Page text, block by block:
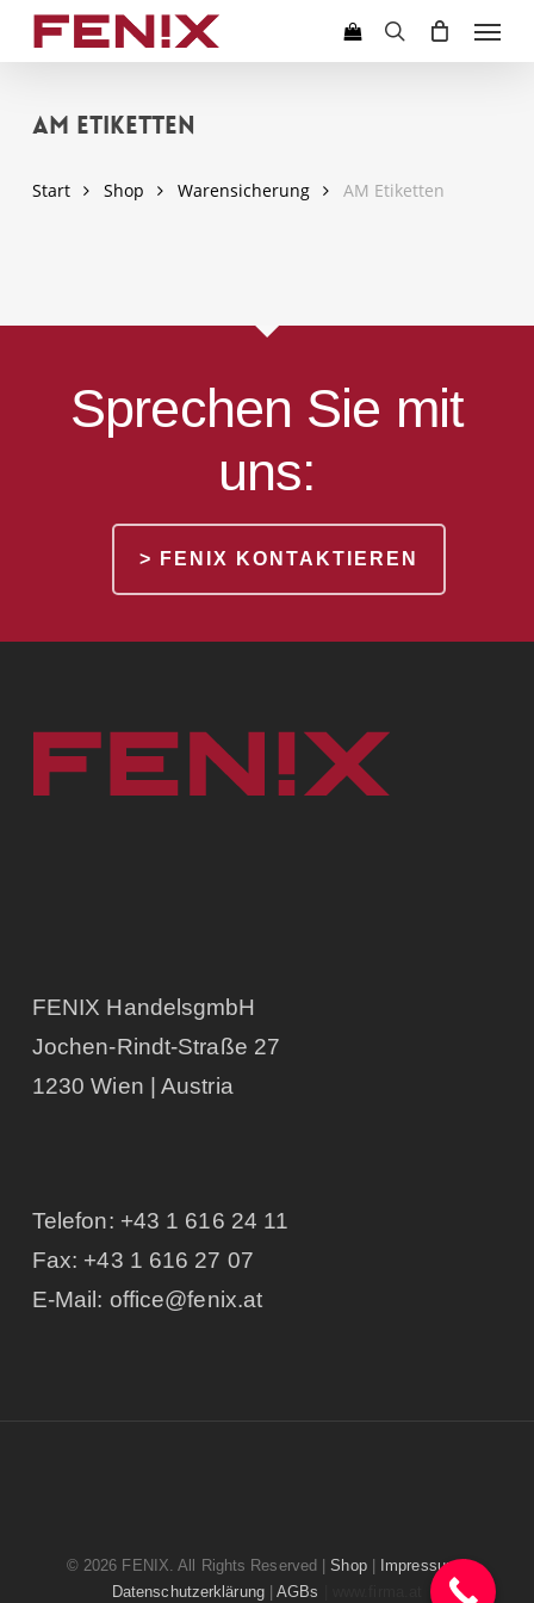
Menu
AM Etiketten
Start Shop Warensicherung AM Etiketten
Sprechen Sie mit
uns:
> FENIX KONTAKTIEREN
FENIX HandelsgmbH
Jochen-Rindt-Straße 27
1230 Wien | Austria
Telefon: +43 1 616 24 11
Fax: +43 1 616 27 07
E-Mail: office@fenix.at
© 2026 FENIX. All Rights Reserved |Shop| Impressum|
Datenschutzerklärung|AGBs